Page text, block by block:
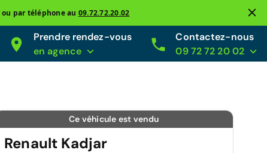
ou par téléphone au 09.72.72.20.02
Prendre rendez-vous
en agence
Contactez-nous
09 72 72 20 02
Ce véhicule est vendu
Renault Kadjar